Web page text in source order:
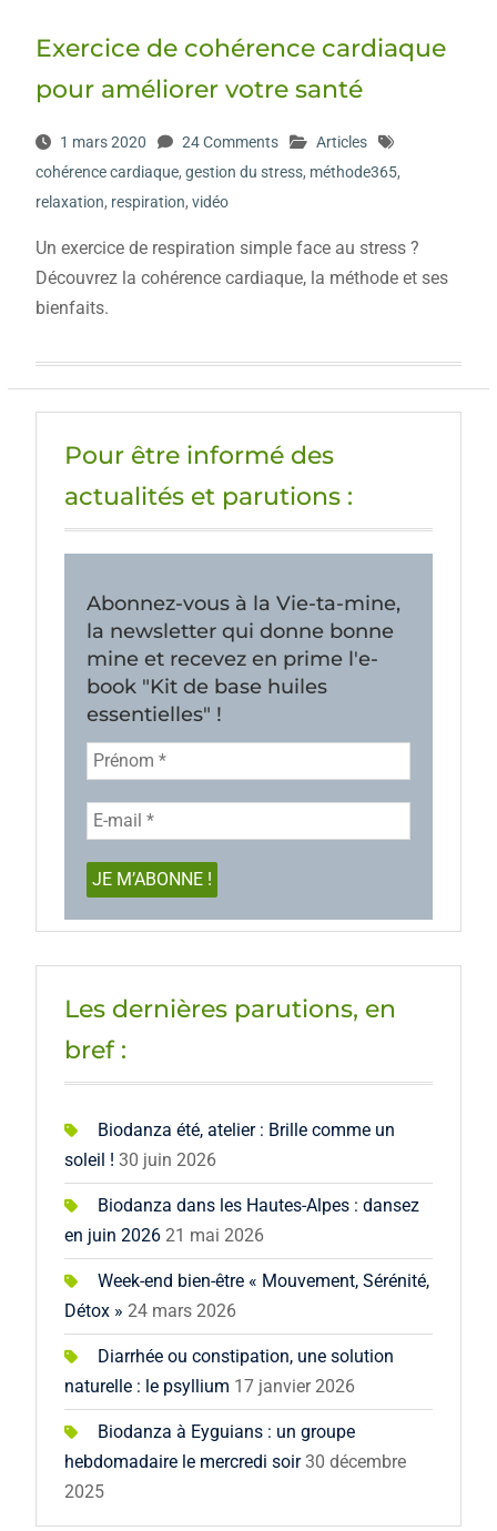
Exercice de cohérence cardiaque
pour améliorer votre santé
1 mars 2020 24 Comments
Articles
cohérence cardiaque, gestion du stress, méthode365,
relaxation, respiration, vidéo
Un exercice de respiration simple face au stress ?
Découvrez la cohérence cardiaque, la méthode et ses
bienfaits.
Pour être informé des
actualités et parutions :
Abonnez-vous à la Vie-ta-mine,
la newsletter qui donne bonne
mine et recevez en prime l'e-
book "Kit de base huiles
essentielles" !
Les dernières parutions, en
bref :
Biodanza été, atelier : Brille comme un
soleil ! 30 juin 2026
Biodanza dans les Hautes-Alpes : dansez
en juin 2026 21 mai 2026
Week-end bien-être « Mouvement, Sérénité,
Détox » 24 mars 2026
Diarrhée ou constipation, une solution
naturelle : le psyllium 17 janvier 2026
Biodanza à Eyguians : un groupe
hebdomadaire le mercredi soir 30 décembre
2025